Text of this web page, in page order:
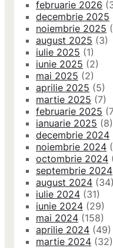
februarie 2026
decembrie 2025
noiembrie 2025
august 2025 (3)
iulie 2025 (1)
iunie 2025 (2)
mai 2025 (2)
aprilie 2025 (5)
martie 2025 (7)
februarie 2025
ianuarie 2025 (8)
decembrie 2024
noiembrie 2024
octombrie 2024
septembrie 2024
august 2024 (34)
iulie 2024 (31)
iunie 2024 (29)
mai 2024 (158)
aprilie 2024 (49)
martie 2024 (32)